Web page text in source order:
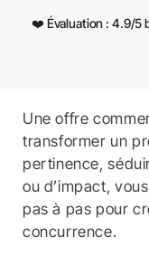
❤️ Évaluation : 4.9/5
Une offre
transformer un
pertinence,
ou d’impact,
pas à pas pour
concurrence.